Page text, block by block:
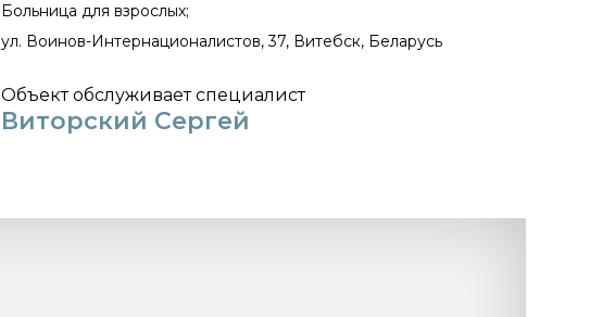
Больница для взрослых;
ул. Воинов-Интернационалистов, 37, Витебск, Беларусь
Объект обслуживает специалист
Виторский Сергей